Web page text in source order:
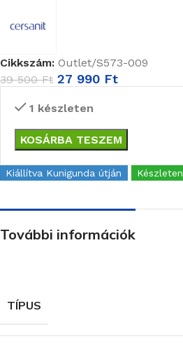
Cikkszám: Outlet/S573-009
39 500Ft 27 990 Ft
1 készleten
KOSÁRBA TESZEM
Kiállítva Kunigunda útján Készleten
További információk
TÍPUS